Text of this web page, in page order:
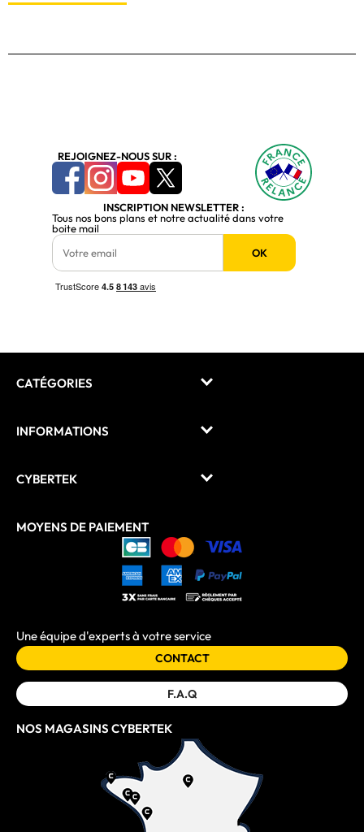
REJOIGNEZ-NOUS SUR :
INSCRIPTION NEWSLETTER :
Tous nos bons plans et notre actualité dans votre
boite mail
OK
CATÉGORIES
INFORMATIONS
CYBERTEK
MOYENS DE PAIEMENT
Une équipe d'experts à votre service
CONTACT
F.A.Q
NOS MAGASINS CYBERTEK